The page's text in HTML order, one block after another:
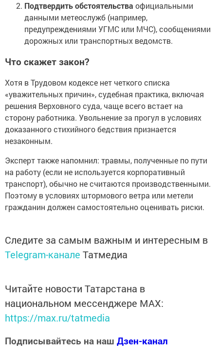
Подтвердить обстоятельства официальными
данными метеослужб (например,
предупреждениями УГМС или МЧС), сообщениями
дорожных или транспортных ведомств.
Что скажет закон?
Хотя в Трудовом кодексе нет четкого списка
«уважительных причин», судебная практика, включая
решения Верховного суда, чаще всего встает на
сторону работника. Увольнение за прогул в условиях
доказанного стихийного бедствия признается
незаконным.
Эксперт также напомнил: травмы, полученные по пути
на работу (если не используется корпоративный
транспорт), обычно не считаются производственными.
Поэтому в условиях штормового ветра или метели
гражданин должен самостоятельно оценивать риски.
Следите за самым важным и интересным в
Telegram-канале Татмедиа
Читайте новости Татарстана в
национальном мессенджере MАХ:
https://max.ru/tatmedia
Подписывайтесь на наш Дзен-канал